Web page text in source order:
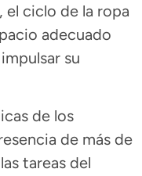
el ciclo de la ropa
adecuado
su
de los
de más de
tareas del